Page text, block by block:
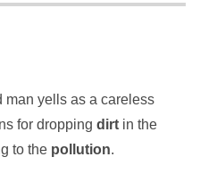
man yells as a careless
for dropping dirt in the
to the pollution.